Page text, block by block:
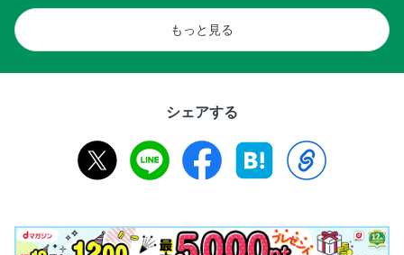
もっと見る
シェアする